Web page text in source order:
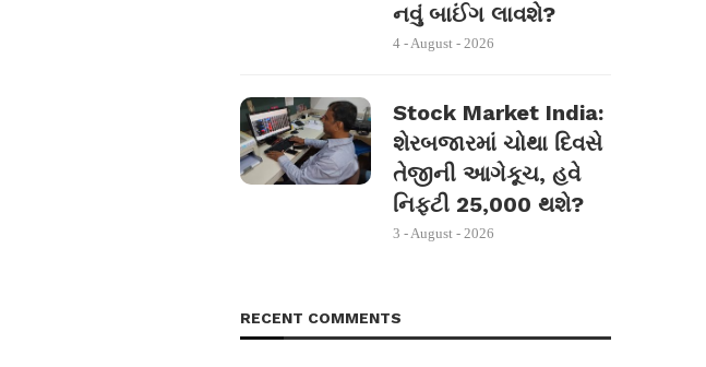
નવું બાઈંગ લાવશે?
4 - August - 2026
Stock Market India:
શેરબજારમાં ચોથા દિવસે
તેજીની આગેકૂચ, હવે
નિફ્ટી 25,000 થશે?
3 - August - 2026
RECENT COMMENTS